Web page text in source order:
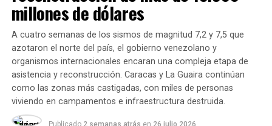
(reuters.com)
En paralelo, distintos actores internacionales impulsan
gestiones diplomáticas para desactivar el conflicto.
Fuentes vinculadas a negociaciones multilaterales
indicaron que existen conversaciones abiertas para
intentar establecer una tregua limitada y reducir el
riesgo de enfrentamientos directos de mayor escala.
millones de dólares
A cuatro semanas de los sismos de magnitud 7,2 y 7,5 que
azotaron el norte del país, el gobierno venezolano y
organismos internacionales encaran una compleja etapa de
asistencia y reconstrucción. Caracas y La Guaira continúan
como las zonas más castigadas, con miles de personas
viviendo en campamentos e infraestructura destruida.
Publicado 2 semanas atrás en 26 julio 2026